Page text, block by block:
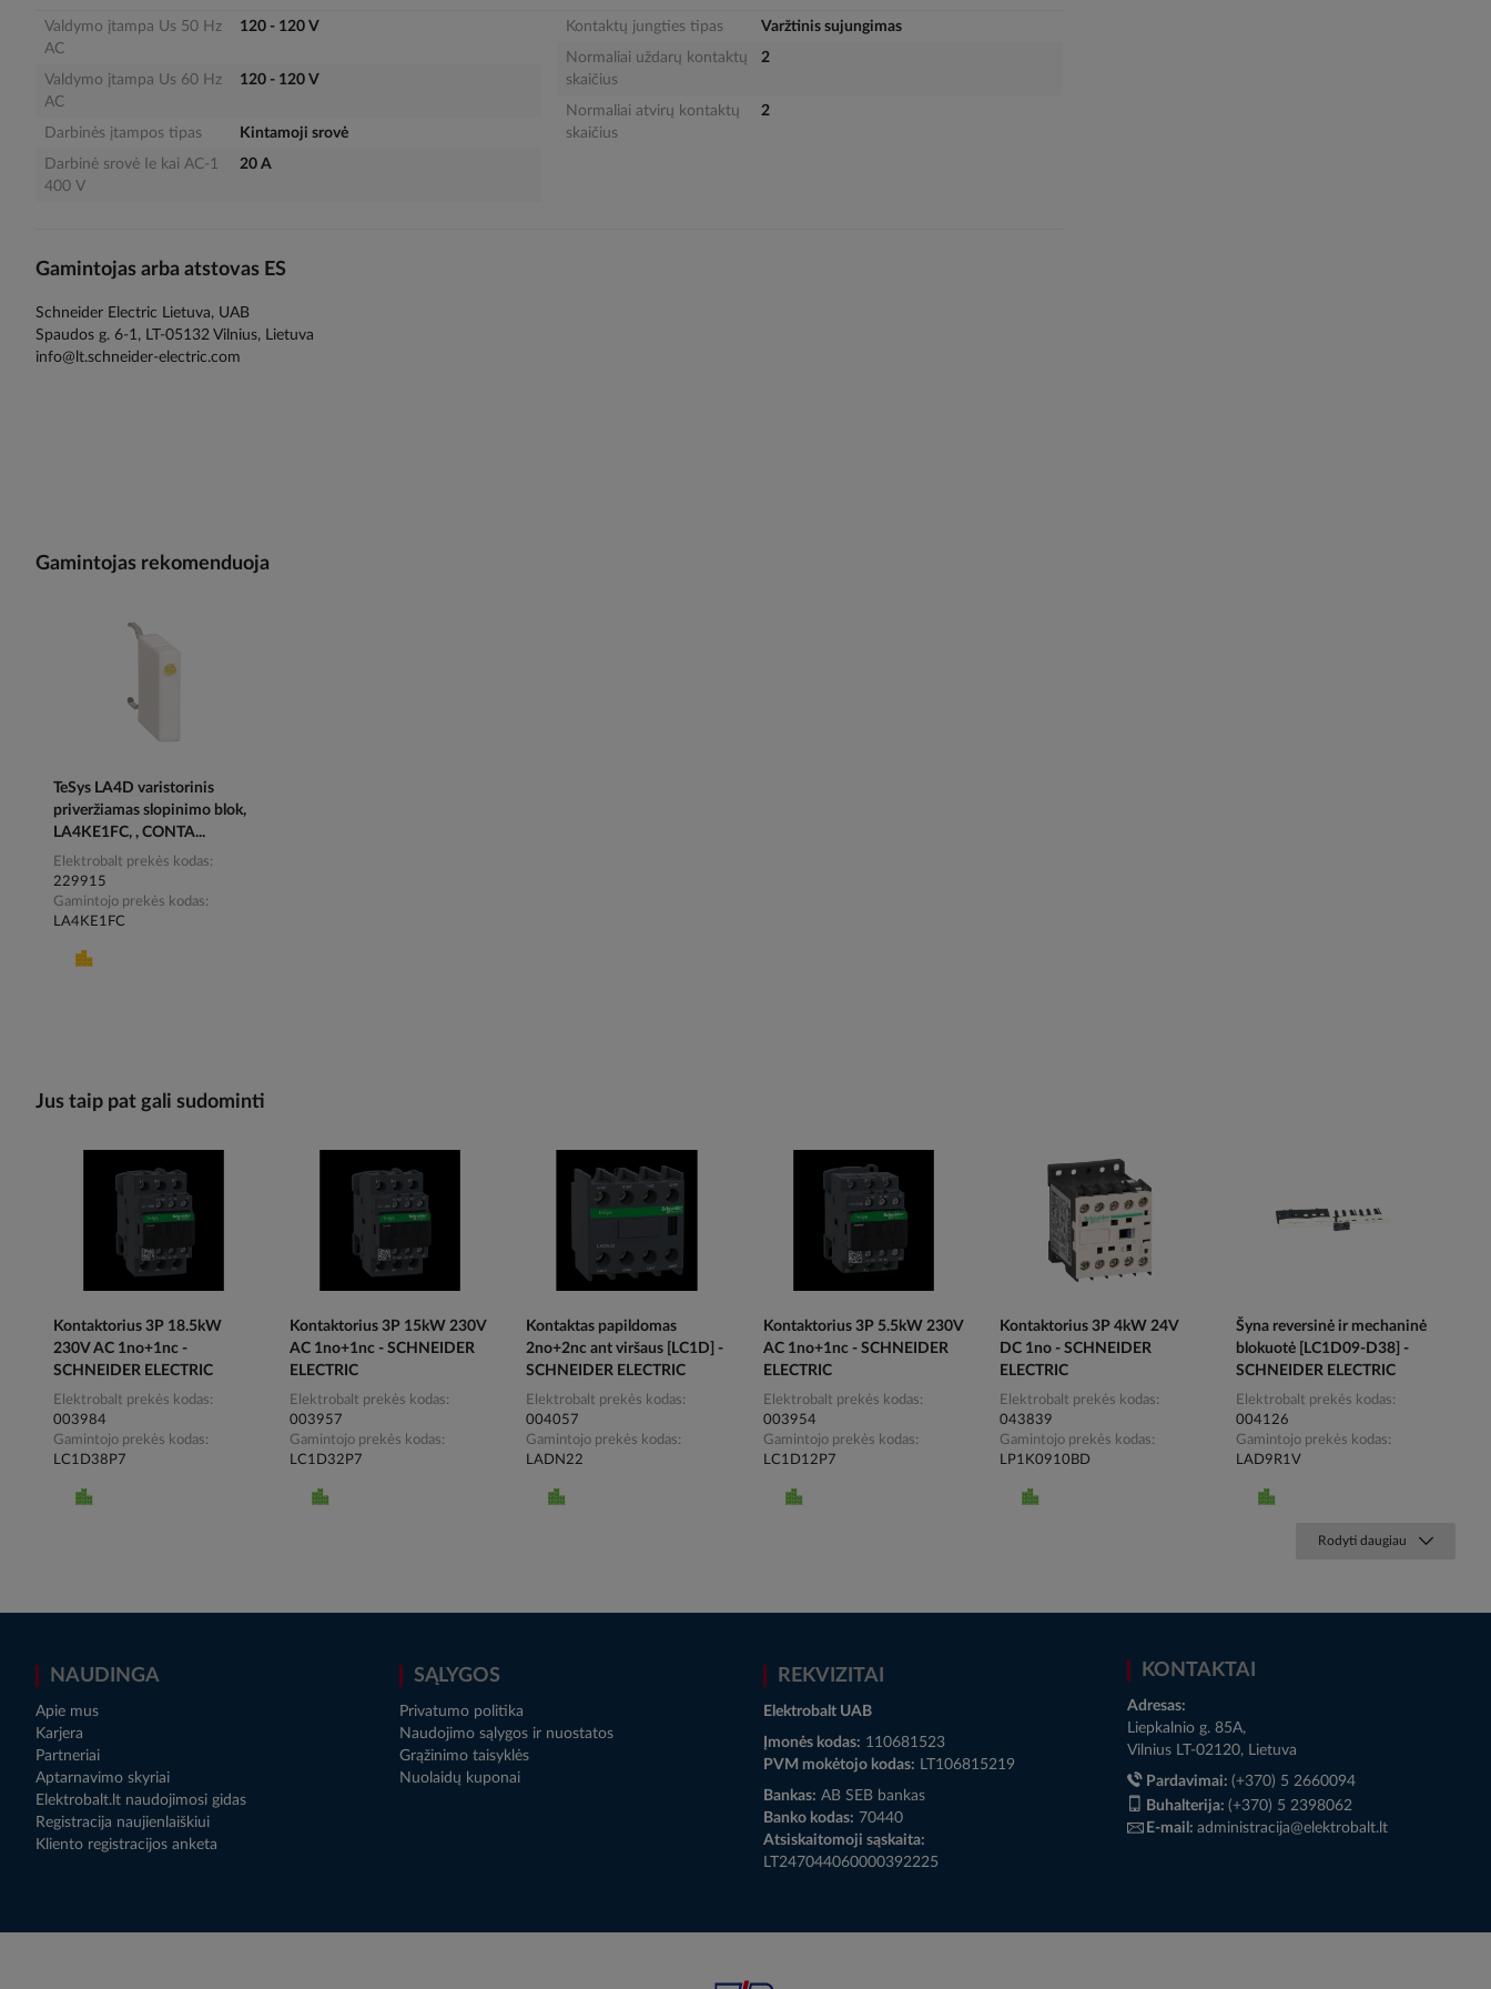
gallery
Valdymo įtampa Us 50 Hz
AC
120 - 120 V
Valdymo įtampa Us 60 Hz
AC
120 - 120 V
Darbinės įtampos tipas
Kintamoji srovė
Darbinė srovė Ie kai AC-1
400 V
20 A
Kontaktų jungties tipas
Varžtinis sujungimas
Normaliai uždarų kontaktų
skaičius
2
Normaliai atvirų kontaktų
skaičius
2
Gamintojas arba atstovas ES
Schneider Electric Lietuva, UAB
Spaudos g. 6-1, LT-05132 Vilnius, Lietuva
info@lt.schneider-electric.com
Gamintojas rekomenduoja
TeSys LA4D varistorinis
priveržiamas slopinimo blok,
LA4KE1FC, , CONTA...
Elektrobalt prekės kodas
229915
Gamintojo prekės kodas
LA4KE1FC
Jus taip pat gali sudominti
Kontaktorius 3P 18.5kW
230V AC 1no+1nc -
SCHNEIDER ELECTRIC
Elektrobalt prekės kodas
003984
Gamintojo prekės kodas
LC1D38P7
Kontaktorius 3P 15kW 230V
AC 1no+1nc - SCHNEIDER
ELECTRIC
Elektrobalt prekės kodas
003957
Gamintojo prekės kodas
LC1D32P7
Kontaktas papildomas
2no+2nc ant viršaus [LC1D] -
SCHNEIDER ELECTRIC
Elektrobalt prekės kodas
004057
Gamintojo prekės kodas
LADN22
Kontaktorius 3P 5.5kW 230V
AC 1no+1nc - SCHNEIDER
ELECTRIC
Elektrobalt prekės kodas
003954
Gamintojo prekės kodas
LC1D12P7
Kontaktorius 3P 4kW 24V
DC 1no - SCHNEIDER
ELECTRIC
Elektrobalt prekės kodas
043839
Gamintojo prekės kodas
LP1K0910BD
Šyna reversinė ir mechaninė
blokuotė [LC1D09-D38] -
SCHNEIDER ELECTRIC
Elektrobalt prekės kodas
004126
Gamintojo prekės kodas
LAD9R1V
Rodyti daugiau
NAUDINGA
Apie mus
Karjera
Partneriai
Aptarnavimo skyriai
Elektrobalt.lt naudojimosi gidas
Registracija naujienlaiškiui
Kliento registracijos anketa
SĄLYGOS
Privatumo politika
Naudojimo sąlygos ir nuostatos
Grąžinimo taisyklės
Nuolaidų kuponai
REKVIZITAI
Elektrobalt UAB
Įmonės kodas: 110681523
PVM mokėtojo kodas: LT106815219
Bankas: AB SEB bankas
Banko kodas: 70440
Atsiskaitomoji sąskaita:
LT247044060000392225
KONTAKTAI
Adresas:
Liepkalnio g. 85A,
Vilnius LT-02120, Lietuva
Pardavimai: (+370) 5 2660094
Buhalterija: (+370) 5 2398062
E-mail: administracija@elektrobalt.lt